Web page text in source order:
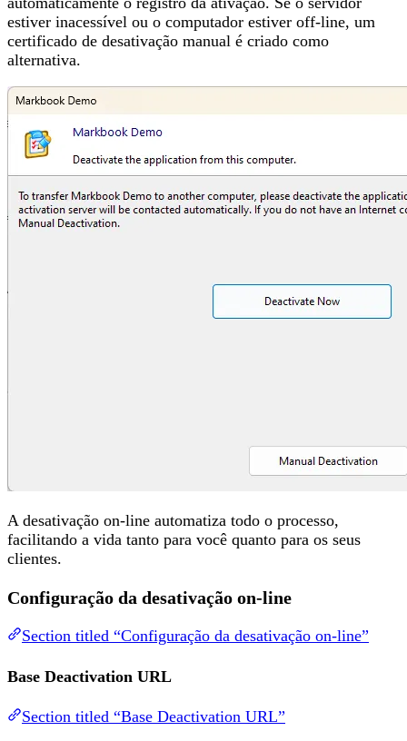
estiver inacessível ou o computador estiver off-line, um
certificado de desativação manual é criado como
alternativa.
A desativação on-line automatiza todo o processo,
facilitando a vida tanto para você quanto para os seus
clientes.
Configuração da desativação on-line
Section titled “Configuração da desativação on-line”
Base Deactivation URL
Section titled “Base Deactivation URL”